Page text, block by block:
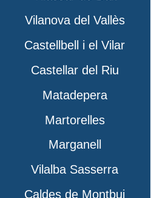
Vilanova del Vallès
Castellbell i el Vilar
Castellar del Riu
Matadepera
Martorelles
Marganell
Vilalba Sasserra
Caldes de Montbui